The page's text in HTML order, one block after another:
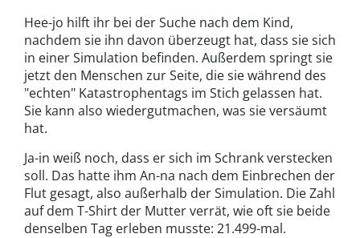
Hee-jo hilft ihr bei der Suche nach dem Kind,
nachdem sie ihn davon überzeugt hat, dass sie sich
in einer Simulation befinden. Außerdem springt sie
jetzt den Menschen zur Seite, die sie während des
"echten" Katastrophentags im Stich gelassen hat.
Sie kann also wiedergutmachen, was sie versäumt
hat.
Ja-in weiß noch, dass er sich im Schrank verstecken
soll. Das hatte ihm An-na nach dem Einbrechen der
Flut gesagt, also außerhalb der Simulation. Die Zahl
auf dem T-Shirt der Mutter verrät, wie oft sie beide
denselben Tag erleben musste: 21.499-mal.